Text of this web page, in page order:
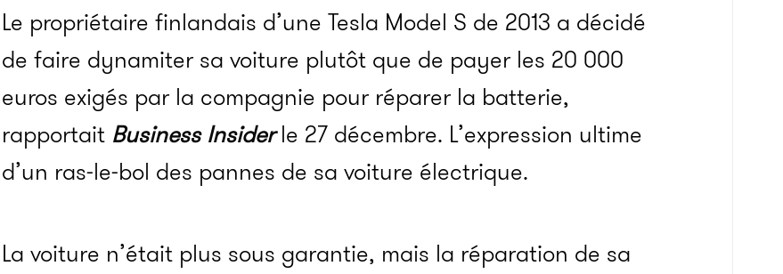
Le propriétaire finlandais d’une Tesla Model S de 2013 a décidé
de faire dynamiter sa voiture plutôt que de payer les 20 000
euros exigés par la compagnie pour réparer la batterie,
rapportait Business Insiderle 27 décembre. L’expression ultime
d’un ras-le-bol des pannes de sa voiture électrique.
La voiture n’était plus sous garantie, mais la réparation de sa